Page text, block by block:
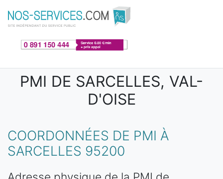
Aller au contenu principal
PMI DE SARCELLES, VAL-
D'OISE
COORDONNÉES DE PMI À
SARCELLES 95200